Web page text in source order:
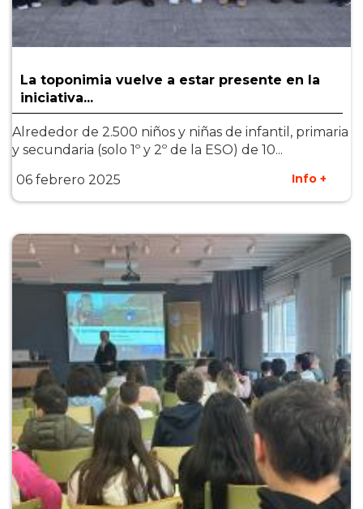
La toponimia vuelve a estar presente en la
iniciativa...
Alrededor de 2.500 niños y niñas de infantil, primaria
y secundaria (solo 1º y 2º de la ESO) de 10...
06 febrero 2025
Info +